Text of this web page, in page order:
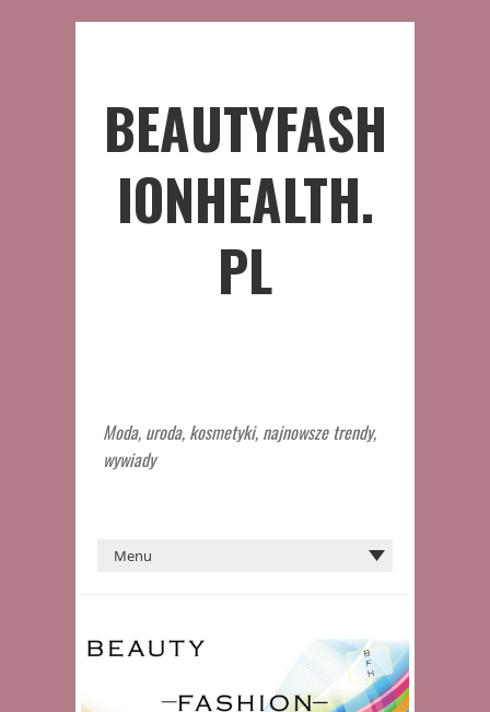
BEAUTYFASH
IONHEALTH.
PL
Moda, uroda, kosmetyki, najnowsze trendy,
wywiady